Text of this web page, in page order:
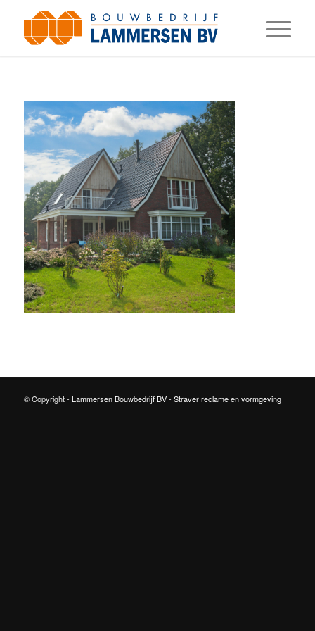
© Copyright - Lammersen Bouwbedrijf BV- Straver reclame en vormgeving